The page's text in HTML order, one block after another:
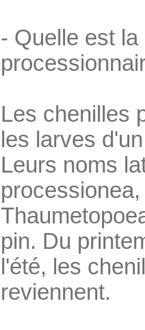
- Quelle est
Les chenilles
les larves
Leurs noms
pin. Du
l'été, les
reviennent.